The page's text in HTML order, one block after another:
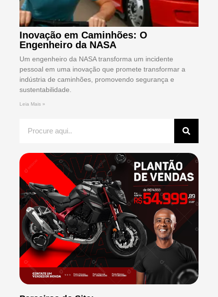
Inovação em Caminhões: O
Engenheiro da NASA
Um engenheiro da NASA transforma um incidente
pessoal em uma inovação que promete transformar a
indústria de caminhões, promovendo segurança e
sustentabilidade.
Leia Mais »